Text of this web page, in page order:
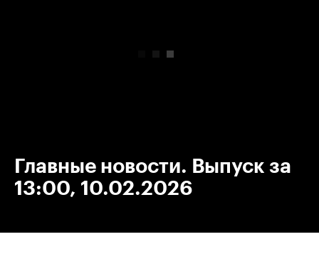
Главные новости. Выпуск за
13:00, 10.02.2026